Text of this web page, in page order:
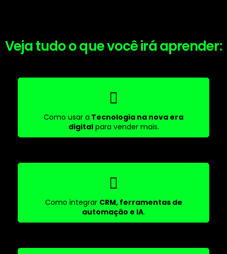
Veja tudo o que você irá aprender:
Como usar a Tecnologia na nova era
digitalpara vender mais.
Como integrar CRM, ferramentas de
automação e IA.